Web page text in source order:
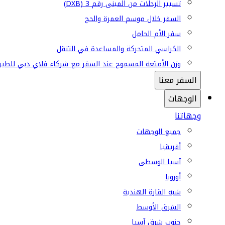
تسيير الرحلات من المبنى رقم 3 (DXB)
السفر خلال موسم العمرة والحج
سفر الأم الحامل
الكراسي المتحركة والمساعدة في التنقل
وزن الأمتعة المسموح عند السفر مع شركاء فلاي دبي
السفر معنا
الوجهات
وجهاتنا
جميع الوجهات
أفريقيا
آسيا الوسطى
أوروبا
شبه القارة الهندية
الشرق الأوسط
جنوب شرق آسيا